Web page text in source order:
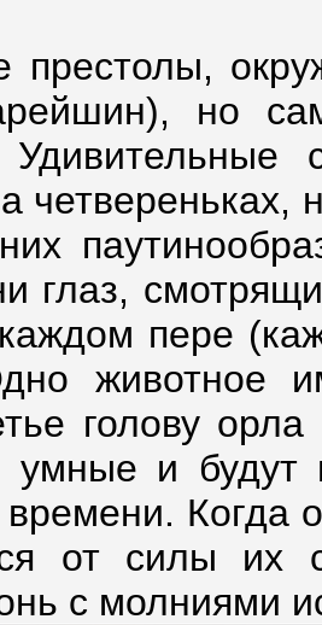
престолы,
но
глаз,
пере
животное
голову
умные и будут
времени.
от силы их
с молниями